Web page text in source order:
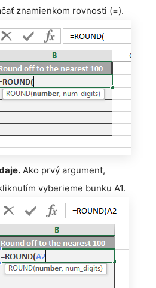
znamienkom rovnosti (=).
Ako prvý argument,
vyberieme bunku A1.